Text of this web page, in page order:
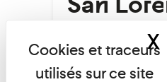
Lecture
Patrick Boucheron
X